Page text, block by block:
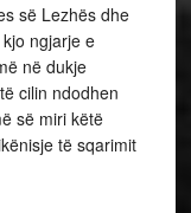
së Lezhës dhe
ngjarje e
në dukje
cilin ndodhen
së miri këtë
të sqarimit